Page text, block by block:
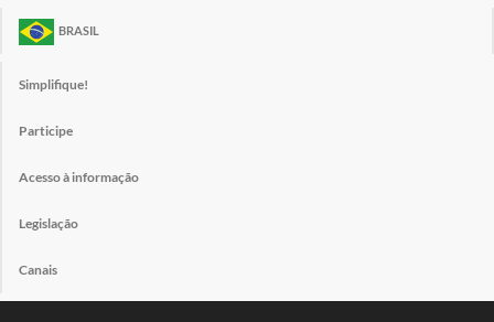
BRASIL
Simplifique!
Participe
Acesso à informação
Legislação
Canais